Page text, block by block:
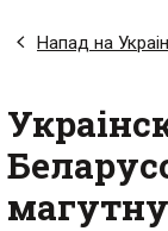
Напад на